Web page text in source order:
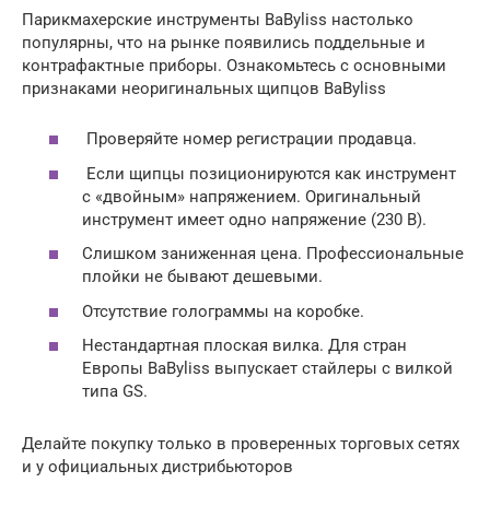
Парикмахерские инструменты BaByliss настолько
популярны, что на рынке появились поддельные и
контрафактные приборы. Ознакомьтесь с основными
признаками неоригинальных щипцов BaByliss
Проверяйте номер регистрации продавца.
Если щипцы позиционируются как инструмент
с «двойным» напряжением. Оригинальный
инструмент имеет одно напряжение (230 В).
Слишком заниженная цена. Профессиональные
плойки не бывают дешевыми.
Отсутствие голограммы на коробке.
Нестандартная плоская вилка. Для стран
Европы BaByliss выпускает стайлеры с вилкой
типа GS.
Делайте покупку только в проверенных торговых сетях
и у официальных дистрибьюторов